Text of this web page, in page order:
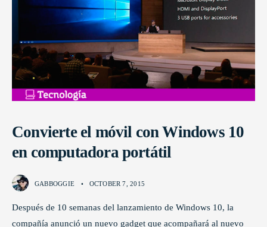
Convierte el móvil con Windows 10
en computadora portátil
GABBOGGIE • OCTOBER 7, 2015
Después de 10 semanas del lanzamiento de Windows 10, la
compañía anunció un nuevo gadget que acompañará al nuevo